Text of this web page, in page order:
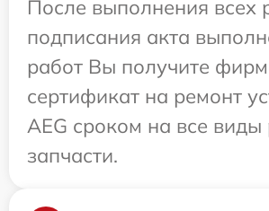
После выполнения всех
подписания акта
работ Вы получите
сертификат на ремонт
AEG сроком на все виды
запчасти.